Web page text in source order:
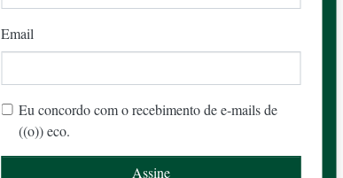
Email
Eu concordo com o recebimento de e-mails de
((o)) eco.